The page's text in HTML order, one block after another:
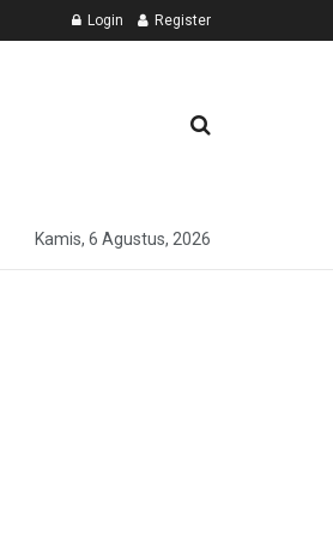
Login Register
Kamis, 6 Agustus, 2026